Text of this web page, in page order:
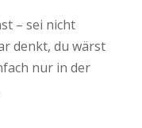
– sei nicht
denkt, du wärst
nur in der